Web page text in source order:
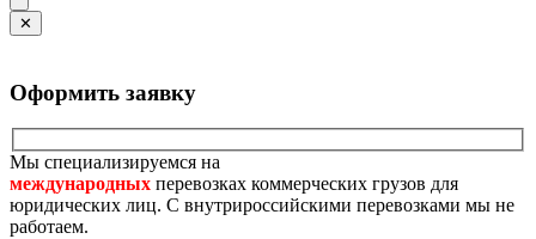
✕
Оформить заявку
Мы специализируемся на
международных перевозках коммерческих грузов для
юридических лиц. С внутрироссийскими перевозками мы не
работаем.